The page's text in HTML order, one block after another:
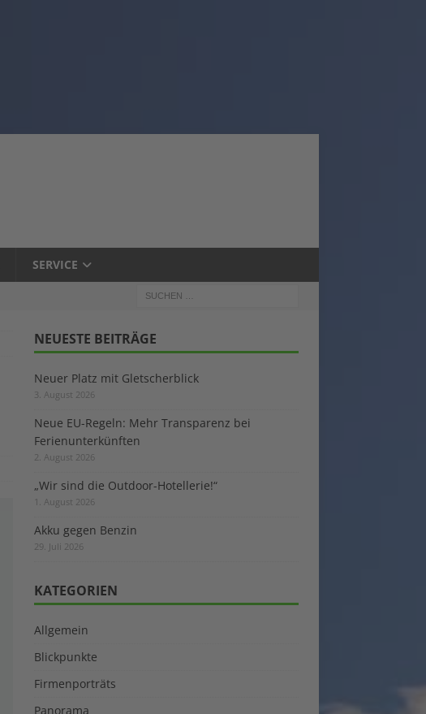
SERVICE
NEUESTE BEITRÄGE
Neuer Platz mit Gletscherblick
3. August 2026
Neue EU-Regeln: Mehr Transparenz bei
Ferienunterkünften
2. August 2026
„Wir sind die Outdoor-Hotellerie!“
1. August 2026
Akku gegen Benzin
29. Juli 2026
KATEGORIEN
Allgemein
Blickpunkte
Firmenporträts
Panorama